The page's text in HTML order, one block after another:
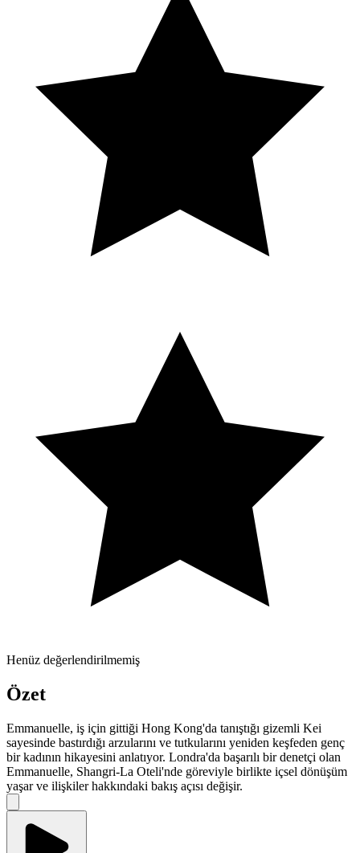
Henüz değerlendirilmemiş
Özet
Emmanuelle, iş için gittiği Hong Kong'da tanıştığı gizemli Kei
sayesinde bastırdığı arzularını ve tutkularını yeniden keşfeden genç
bir kadının hikayesini anlatıyor. Londra'da başarılı bir denetçi olan
Emmanuelle, Shangri-La Oteli'nde göreviyle birlikte içsel dönüşüm
yaşar ve ilişkiler hakkındaki bakış açısı değişir.